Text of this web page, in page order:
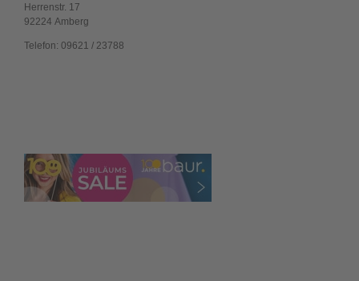
Herrenstr. 17
92224 Amberg
Telefon: 09621 / 23788